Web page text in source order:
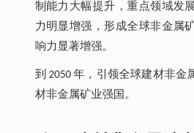
制能力大幅提升，重点领域发
力明显增强，形成全球非金属
响力显著增强。
到 2050 年，引领全球建材非金
材非金属矿业强国。